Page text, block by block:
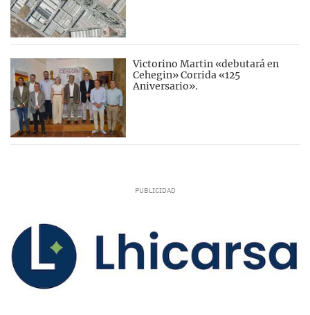
Victorino Martin «debutará en
Cehegin» Corrida «125
Aniversario».